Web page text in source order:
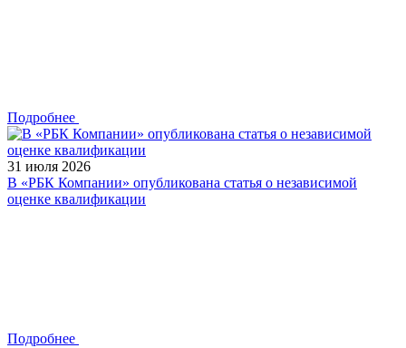
Подробнее
31 июля 2026
В «РБК Компании» опубликована статья о независимой
оценке квалификации
Подробнее